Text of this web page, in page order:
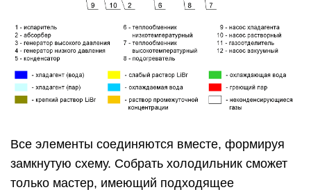
Все элементы соединяются вместе, формируя
замкнутую схему. Собрать холодильник сможет
только мастер, имеющий подходящее